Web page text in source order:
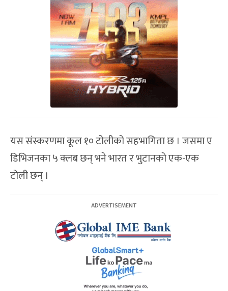
यस संस्करणमा कूल १० टोलीको सहभागिता छ । जसमा ए
डिभिजनका ५ क्लब छन् भने भारत र भुटानको एक-एक
टोली छन् ।